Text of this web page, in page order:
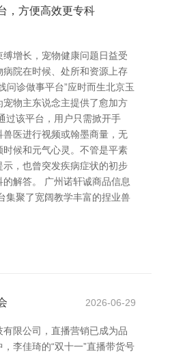
，方便高效更专科
增长，宠物健康问题日益受
院在时候、处所和资源上存
问诊做事平台”应时而生北京玉
物主东说念主提供了愈加方
过该平台，用户只需掀开手
医进行视频或翰墨商量，无
候和元气心灵。不管是平素
，也曾突发疾病症状的初步
解答。 广州诺轩诚商品信息
集聚了宽阔教学丰富的捏业兽
2026-06-29
限公司，直播营销已成为品
李佳琦的“双十一”直播带货号